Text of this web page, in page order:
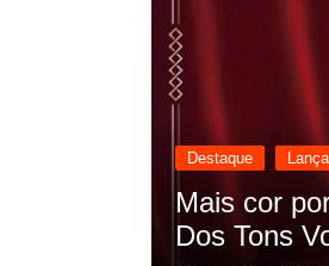
Destaque
Rashid vai
sua nova